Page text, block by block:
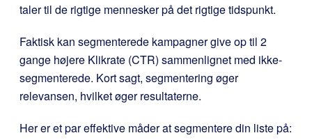
taler til de rigtige mennesker på det rigtige tidspunkt.
Faktisk kan segmenterede kampagner give op til 2
gange højere Klikrate (CTR) sammenlignet med ikke-
segmenterede. Kort sagt, segmentering øger
relevansen, hvilket øger resultaterne.
Her er et par effektive måder at segmentere din liste på: